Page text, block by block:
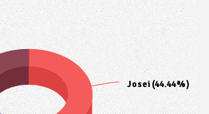
Josei (44.44%)